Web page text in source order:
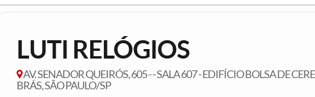
LUTI RELÓGIOS
AV. SENADOR QUEIRÓS, 605 - - SALA 607 - EDIFÍCIO BOLSA DE
BRÁS, SÃO PAULO/SP